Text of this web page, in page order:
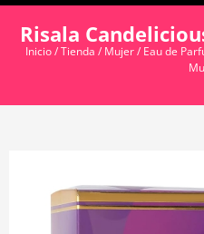
Risala
Inicio/Tienda / Mujer/ Eau de